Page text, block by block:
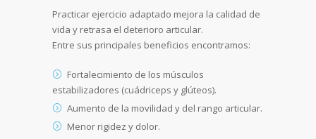
Practicar ejercicio adaptado mejora la calidad de
vida y retrasa el deterioro articular.
Entre sus principales beneficios encontramos:
Fortalecimiento de los músculos
estabilizadores (cuádriceps y glúteos).
Aumento de la movilidad y del rango articular.
Menor rigidez y dolor.